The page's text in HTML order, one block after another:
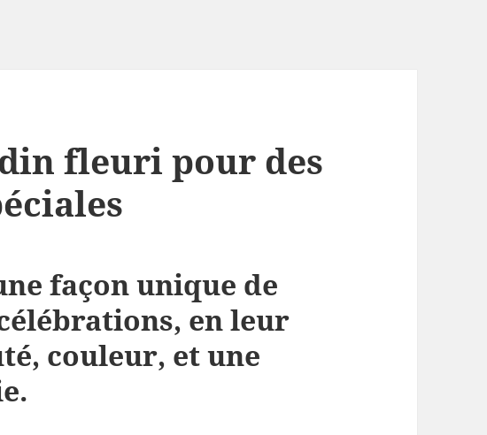
fleuri pour des
façon unique de
en leur
couleur, et une